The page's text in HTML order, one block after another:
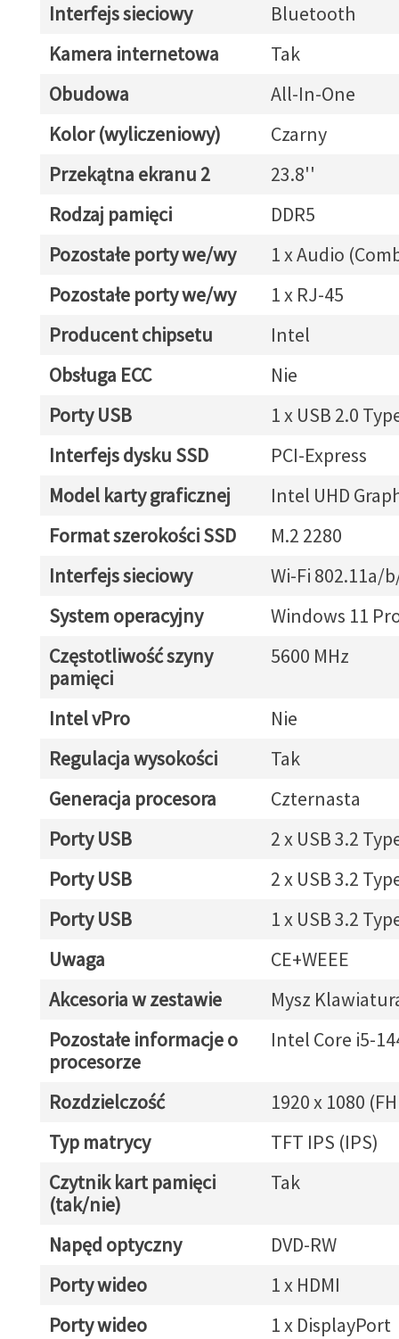
Interfejs sieciowy
Bluetooth
Kamera internetowa
Tak
Obudowa
All-In-One
Kolor (wyliczeniowy)
Czarny
Przekątna ekranu 2
23.8''
Rodzaj pamięci
DDR5
Pozostałe porty we/wy
1 x Audio
Pozostałe porty we/wy
1 x RJ-45
Producent chipsetu
Intel
Obsługa ECC
Nie
Porty USB
1 x USB 2.0
Interfejs dysku SSD
PCI-Express
Model karty graficznej
Intel UHD
Format szerokości SSD
M.2 2280
Interfejs sieciowy
Wi-Fi 802.11a/
System operacyjny
Windows 11
Częstotliwość szyny
pamięci
5600 MHz
Intel vPro
Nie
Regulacja wysokości
Tak
Generacja procesora
Czternasta
Porty USB
2 x USB 3.2
Porty USB
2 x USB 3.2
Porty USB
1 x USB 3.2
Uwaga
CE+WEEE
Akcesoria w zestawie
Mysz
Pozostałe informacje o
procesorze
Intel Core i5-
Rozdzielczość
1920 x 1080
Typ matrycy
TFT IPS (IPS)
Czytnik kart pamięci
(tak/nie)
Tak
Napęd optyczny
DVD-RW
Porty wideo
1 x HDMI
Porty wideo
1 x DisplayPort